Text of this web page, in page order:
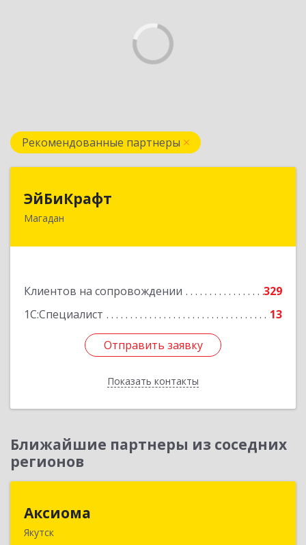
Рекомендованные партнеры
ЭйБиКрафт
Магадан
Клиентов на сопровождении
329
1С:Специалист
13
Отправить заявку
Показать контакты
685000, Магаданская обл, Магадан г, Полярная
Отправить заявку
Назад
Ближайшие партнеры из соседних
регионов
Аксиома
Якутск677000, Саха /Якутия/ Респ, Якутск г, Чиряева